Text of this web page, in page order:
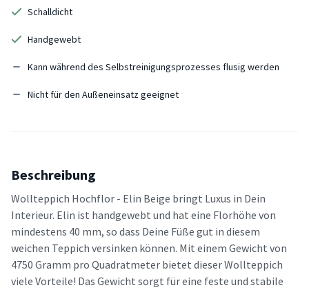
Schalldicht
Handgewebt
Kann während des Selbstreinigungsprozesses flusig werden
Nicht für den Außeneinsatz geeignet
Beschreibung
Wollteppich Hochflor - Elin Beige bringt Luxus in Dein
Interieur. Elin ist handgewebt und hat eine Florhöhe von
mindestens 40 mm, so dass Deine Füße gut in diesem
weichen Teppich versinken können. Mit einem Gewicht von
4750 Gramm pro Quadratmeter bietet dieser Wollteppich
viele Vorteile! Das Gewicht sorgt für eine feste und stabile